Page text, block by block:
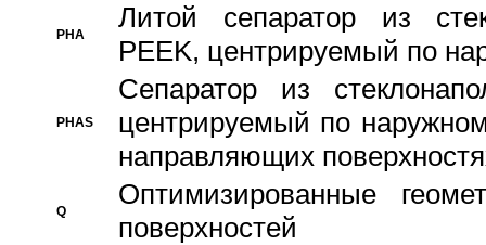
PHA
Литой сепаратор из
PEEK, центрируемый по
PHAS
Сепаратор из
центрируемый по
направляющих
Q
Оптимизированные
поверхностей